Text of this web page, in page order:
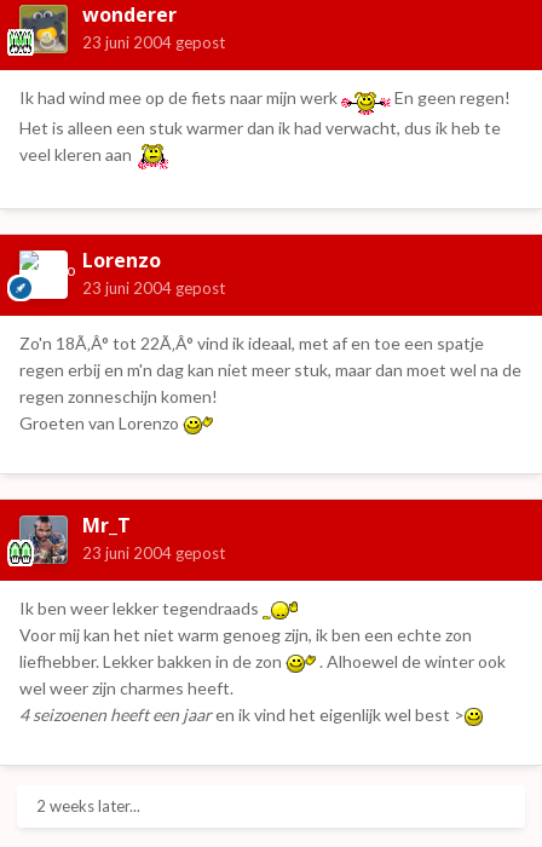
wonderer
23 juni 2004 gepost
Ik had wind mee op de fiets naar mijn werk
En geen regen!
Het is alleen een stuk warmer dan ik had verwacht, dus ik heb te
veel kleren aan
Lorenzo
23 juni 2004 gepost
Zo'n 18Ã‚Â° tot 22Ã‚Â° vind ik ideaal, met af en toe een spatje
regen erbij en m'n dag kan niet meer stuk, maar dan moet wel na de
regen zonneschijn komen!
Groeten van Lorenzo
Mr_T
23 juni 2004 gepost
Ik ben weer lekker tegendraads
Voor mij kan het niet warm genoeg zijn, ik ben een echte zon
liefhebber. Lekker bakken in de zon
. Alhoewel de winter ook
wel weer zijn charmes heeft.
4 seizoenen heeft een jaaren ik vind het eigenlijk wel best >
2 weeks later...